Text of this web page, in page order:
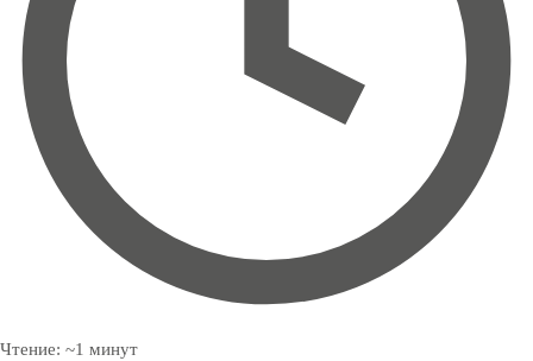
Чтение: ~1 минут